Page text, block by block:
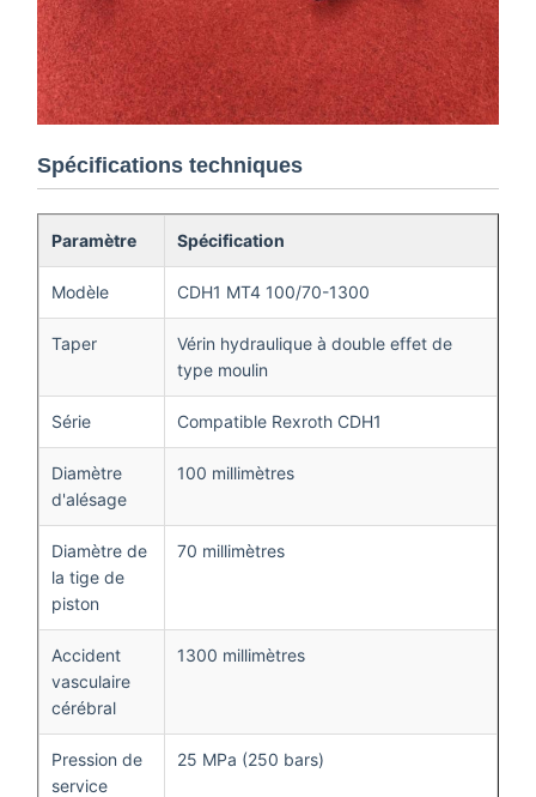
Spécifications techniques
Paramètre Spécification
Modèle CDH1 MT4 100/70-1300
Taper
Vérin hydraulique à double effet de
type moulin
Série Compatible Rexroth CDH1
Diamètre
d'alésage
100 millimètres
Diamètre de
la tige de
piston
70 millimètres
Accident
vasculaire
cérébral
1300 millimètres
Pression de
service
25 MPa (250 bars)